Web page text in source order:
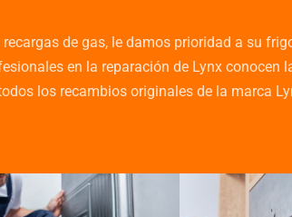
de gas, le damos prioridad a su
en la reparación de Lynx conocen
los recambios originales de la marca